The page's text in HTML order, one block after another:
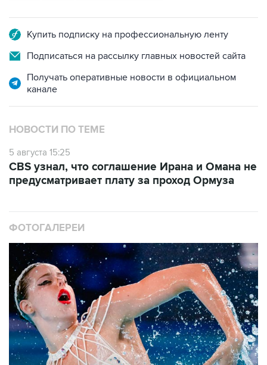
Купить подписку на профессиональную ленту
Подписаться на рассылку главных новостей сайта
Получать оперативные новости в официальном
канале
НОВОСТИ ПО ТЕМЕ
5 августа 15:25
CBS узнал, что соглашение Ирана и Омана не
предусматривает плату за проход Ормуза
ФОТОГАЛЕРЕИ